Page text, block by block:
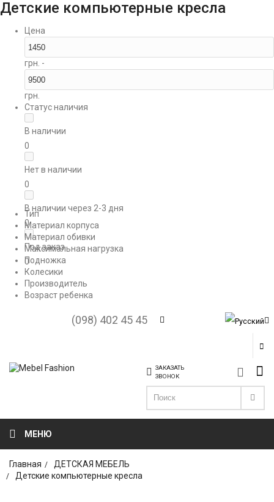
Детские компьютерные кресла
Цена
грн. -
грн.
Статус наличия
В наличии
0
Нет в наличии
0
В наличии через 2-3 дня
0
Под заказ
0
Тип
Материал корпуса
Материал обивки
Максимальная нагрузка
Подножка
Колесики
Производитель
Возраст ребенка
(098) 402 45 45
ЗАКАЗАТЬ
ЗВОНОК
МЕНЮ
Главная
ДЕТСКАЯ МЕБЕЛЬ
Детские компьютерные кресла